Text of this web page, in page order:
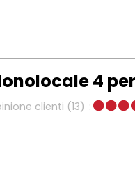
4
clienti (13)